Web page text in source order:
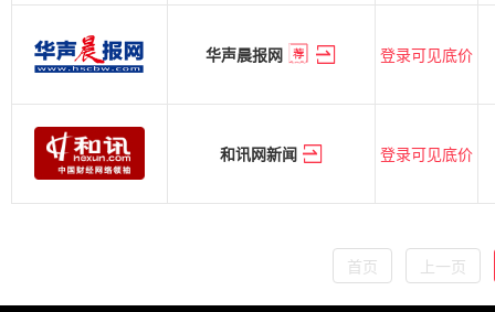
华声晨报网 登录可见底价
和讯网新闻 登录可见底价
首页 上一页